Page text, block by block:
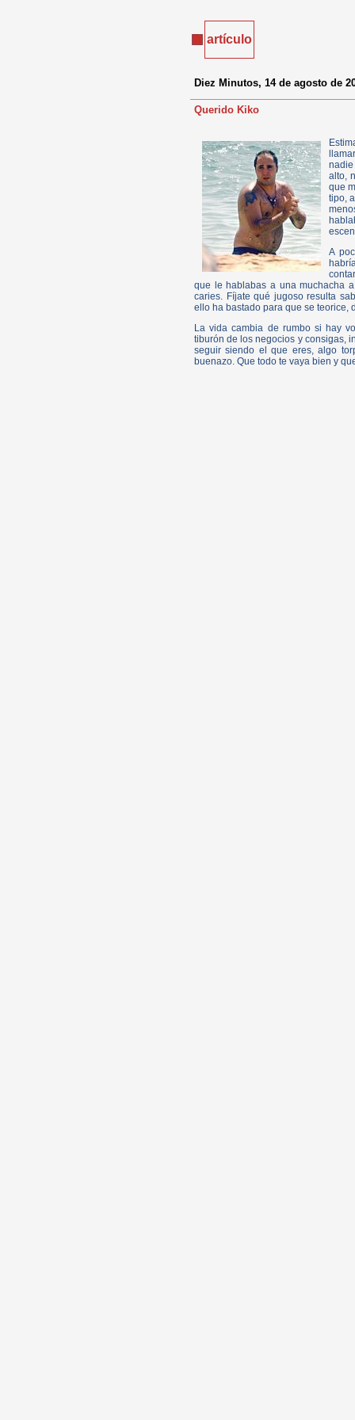
artículo
Diez Minutos, 14 de agosto de
Querido Kiko
alto,
que
tipo,
A
que le hablabas a una muchacha
caries. Fíjate qué jugoso resulta
ello ha bastado para que se teorice,
La vida cambia de rumbo si hay
tiburón de los negocios y consigas,
seguir siendo el que eres, algo
buenazo. Que todo te vaya bien y